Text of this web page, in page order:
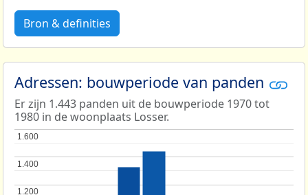
Bron & definities
Adressen: bouwperiode van panden
Er zijn 1.443 panden uit de bouwperiode 1970 tot
1980 in de woonplaats Losser.
1.200
1.200
1.400
1.400
1.600
1.600